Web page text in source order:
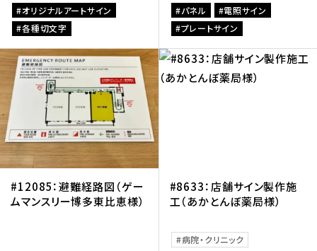
オリジナルアートサイン
各種切文字
パネル
電照サイン
プレートサイン
#12085：避難経路図（ゲー
ムマンスリー博多東比恵様）
#8633：店舗サイン製作施
工（あかとんぼ薬局様）
病院・クリニック